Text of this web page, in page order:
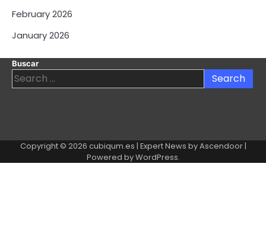
February 2026
January 2026
Buscar
Search
for:
Copyright © 2026 cubiqum.es | Expert News byAscendoor|
Powered byWordPress.